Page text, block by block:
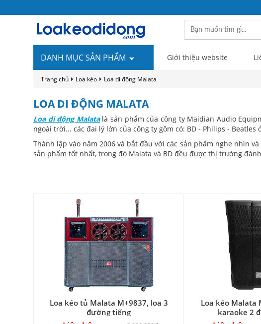
DANH MỤC SẢN PHẨM Giới thiệu website
Trang chủ Loa kéo Loa di động Malata
LOA DI ĐỘNG MALATA
Loa di động Malata là sản phẩm của công ty Maidian Audio
ngoài trời... các đai lý lớn của công ty gồm có: BD - Philips - Beatles
Thành lập vào năm 2006 và bắt đầu với các sản phẩm nghe nhìn
sản phẩm tốt nhất, trong đó Malata và BD đều được thị trường
Loa kéo tủ Malata M+9837, loa 3
đường tiếng
Loa kéo Malata
karaoke 2